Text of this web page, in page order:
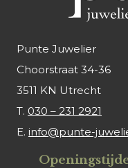
Punte Juwelier
Choorstraat 34-36
3511 KN Utrecht
T. 030 – 231 2921
E. info@punte-